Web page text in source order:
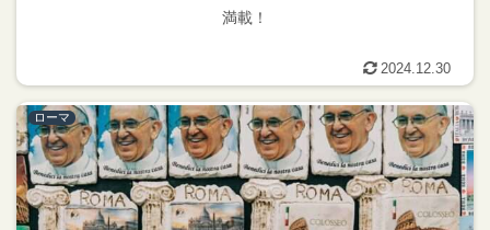
満載！
2024.12.30
ローマ